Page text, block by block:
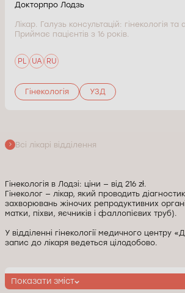
Докторпро Лодзь
Лікар. Галузь консультацій: гінекологія та
Приймає пацієнтів з 16 років.
PL UA RU
Гінекологія УЗД
Всі лікарі відділення
Гінекологія в Лодзі: ціни — від 216 zł.
Гінеколог — лікар, який проводить
захворювань жіночих репродуктивних
матки, піхви, яєчників і фаллопієвих труб).
У відділенні гінекології медичного центру
запис до лікаря ведеться цілодобово.
Показати зміст